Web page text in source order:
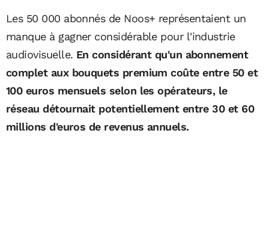
Les 50 000 abonnés de Noos+ représentaient un
manque à gagner considérable pour l'industrie
audiovisuelle. En considérant qu'un abonnement
complet aux bouquets premium coûte entre 50 et
100 euros mensuels selon les opérateurs, le
réseau détournait potentiellement entre 30 et 60
millions d'euros de revenus annuels.